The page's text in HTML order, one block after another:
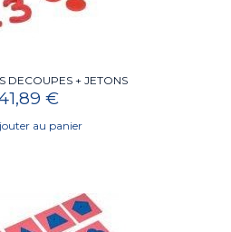
DECOUPES + JETONS
€
au panier